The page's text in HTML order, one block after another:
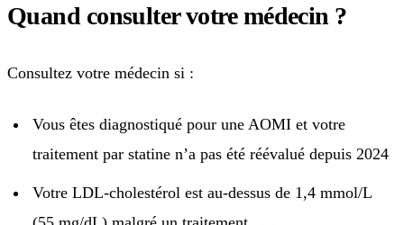
Quand consulter votre médecin ?
Consultez votre médecin si :
Vous êtes diagnostiqué pour une AOMI et votre
traitement par statine n’a pas été réévalué depuis 2024
Votre LDL-cholestérol est au-dessus de 1,4 mmol/L